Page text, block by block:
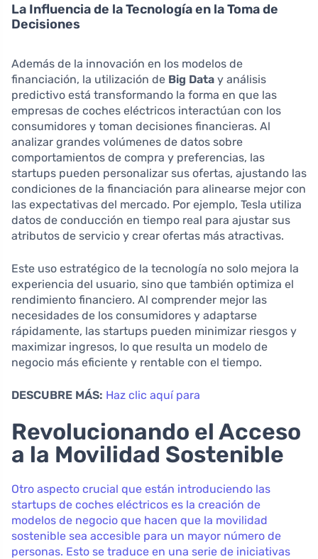
La Influencia de la Tecnología en la Toma de
Decisiones
Además de la innovación en los modelos de
financiación, la utilización de Big Data y análisis
predictivo está transformando la forma en que las
empresas de coches eléctricos interactúan con los
consumidores y toman decisiones financieras. Al
analizar grandes volúmenes de datos sobre
comportamientos de compra y preferencias, las
startups pueden personalizar sus ofertas, ajustando las
condiciones de la financiación para alinearse mejor con
las expectativas del mercado. Por ejemplo, Tesla utiliza
datos de conducción en tiempo real para ajustar sus
atributos de servicio y crear ofertas más atractivas.
Este uso estratégico de la tecnología no solo mejora la
experiencia del usuario, sino que también optimiza el
rendimiento financiero. Al comprender mejor las
necesidades de los consumidores y adaptarse
rápidamente, las startups pueden minimizar riesgos y
maximizar ingresos, lo que resulta un modelo de
negocio más eficiente y rentable con el tiempo.
DESCUBRE MÁS: Haz clic aquí para
Revolucionando el Acceso
a la Movilidad Sostenible
Otro aspecto crucial que están introduciendo las
startups de coches eléctricos es la creación de
modelos de negocio que hacen que la movilidad
sostenible sea accesible para un mayor número de
personas. Esto se traduce en una serie de iniciativas